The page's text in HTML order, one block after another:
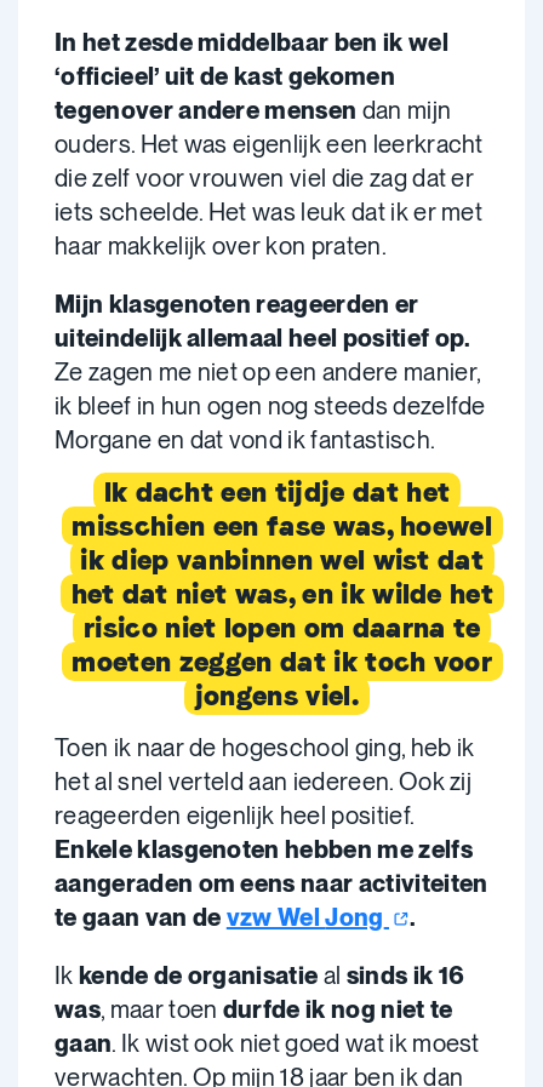
In het zesde middelbaar ben ik wel
‘officieel’ uit de kast gekomen
tegenover andere mensen dan mijn
ouders. Het was eigenlijk een leerkracht
die zelf voor vrouwen viel die zag dat er
iets scheelde. Het was leuk dat ik er met
haar makkelijk over kon praten.
Mijn klasgenoten reageerden er
uiteindelijk allemaal heel positief op.
Ze zagen me niet op een andere manier,
ik bleef in hun ogen nog steeds dezelfde
Morgane en dat vond ik fantastisch.
Ik dacht een tijdje dat het
misschien een fase was, hoewel
ik diep vanbinnen wel wist dat
het dat niet was, en ik wilde het
risico niet lopen om daarna te
moeten zeggen dat ik toch voor
jongens viel.
Toen ik naar de hogeschool ging, heb ik
het al snel verteld aan iedereen. Ook zij
reageerden eigenlijk heel positief.
Enkele klasgenoten hebben me zelfs
aangeraden om eens naar activiteiten
te gaan van de vzw WelJong
.
Ik kende de organisatie al sinds ik 16
was, maar toen durfde ik nog niet te
gaan. Ik wist ook niet goed wat ik moest
verwachten. Op mijn 18 jaar ben ik dan